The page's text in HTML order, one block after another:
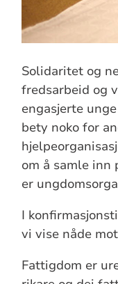
Solidaritet og
fredsarbeid og
engasjerte
bety noko for
om å samle
er
I
vi vise nåde
Fattigdom er